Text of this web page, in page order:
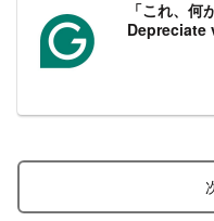
「これ、
Depreciate